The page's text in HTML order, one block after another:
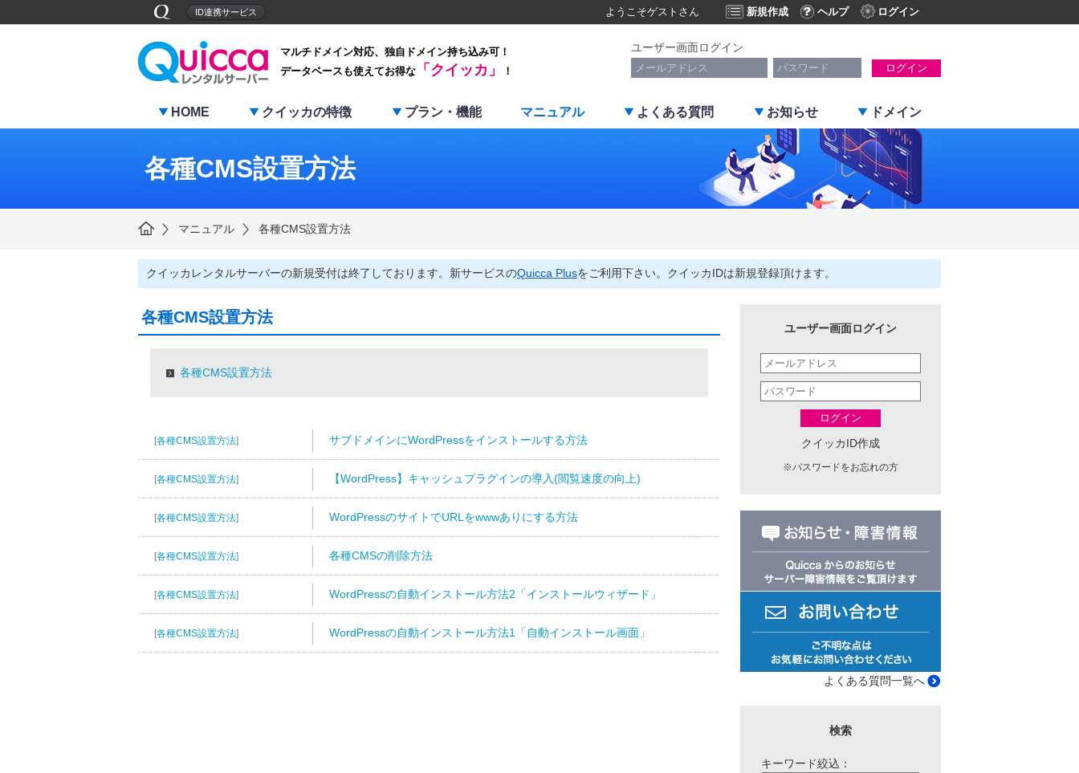
ID連携サービス ようこそゲスト さん 新規作成 ヘルプ ログイン
マルチドメイン対応、独自ドメイン持ち込み可！
データベースも使えてお得な
「クイッカ」 ！
ユーザー画面ログイン
ログイン
HOME クイッカの特徴 プラン・機能 マニュアル よくある質問 お知らせ ドメイン
各種CMS設置方法
マニュアル 各種CMS設置方法
クイッカレンタルサーバーの新規受付は終了しております。新サービスのQuicca Plusをご利用下さい。クイッカIDは新規登録頂けます。
各種CMS設置方法
各種CMS設置方法
[各種CMS設置方法] サブドメインにWordPressをインストールする方法
[各種CMS設置方法] 【WordPress】キャッシュプラグインの導入(閲覧速度の向上)
[各種CMS設置方法] WordPressのサイトでURLをwwwありにする方法
[各種CMS設置方法] 各種CMSの削除方法
[各種CMS設置方法] WordPressの自動インストール方法2「インストールウィザード」
[各種CMS設置方法] WordPressの自動インストール方法1「自動インストール画面」
ユーザー画面ログイン
ログイン
クイッカID作成
※パスワードをお忘れの方
よくある質問一覧へ
検索
キーワード絞込：